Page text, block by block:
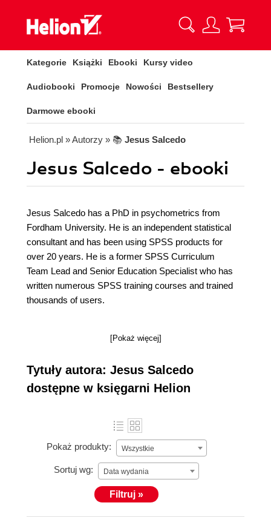
Kategorie Książki Ebooki Kursy video
Audiobooki Promocje Nowości Bestsellery
Darmowe ebooki
Helion.pl » Autorzy » 📚 Jesus Salcedo
Jesus Salcedo - ebooki
Jesus Salcedo has a PhD in psychometrics from
Fordham University. He is an independent statistical
consultant and has been using SPSS products for
over 20 years. He is a former SPSS Curriculum
Team Lead and Senior Education Specialist who has
written numerous SPSS training courses and trained
thousands of users.
[Pokaż więcej]
Tytuły autora: Jesus Salcedo
dostępne w księgarni Helion
Pokaż produkty: Wszystkie
Sortuj wg: Data wydania
Filtruj »